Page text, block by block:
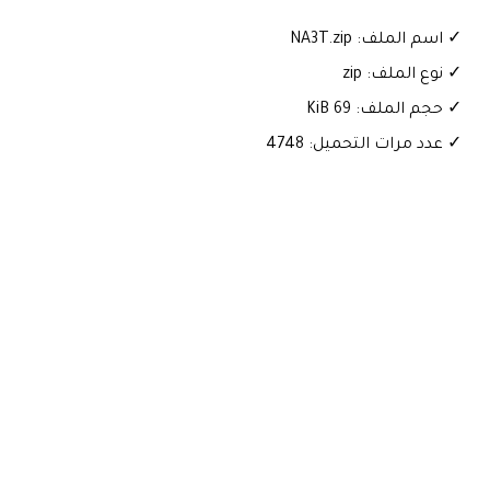
✓ اسم الملف: NA3T.zip
✓ نوع الملف: zip
✓ حجم الملف: 69 KiB
✓ عدد مرات التحميل: 4748